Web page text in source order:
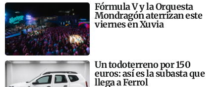
Fórmula V y la Orquesta
Mondragón aterrizan este
viernes en Xuvia
Un todoterreno por 150
euros: así es la subasta que
llega a Ferrol